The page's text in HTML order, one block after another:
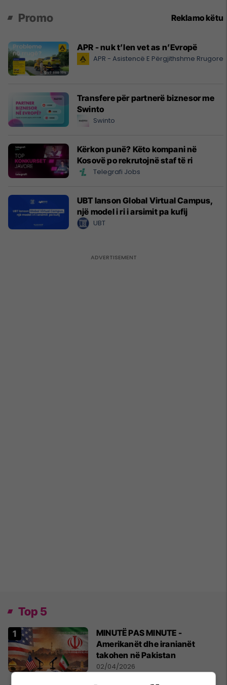
Promo Reklamo këtu
APR - nuk t’len vet as n’Evropë
APR - Asistencë E Përgjithshme Rrugore
Transfere për partnerë biznesor me
Swinto
Swinto
Kërkon punë? Këto kompani në
Kosovë po rekrutojnë staf të ri
Telegrafi Jobs
UBT lanson Global Virtual Campus,
një model i ri i arsimit pa kufij
UBT
Top 5
MINUTË PAS MINUTE -
Amerikanët dhe iranianët
takohen në Pakistan
02/04/2026